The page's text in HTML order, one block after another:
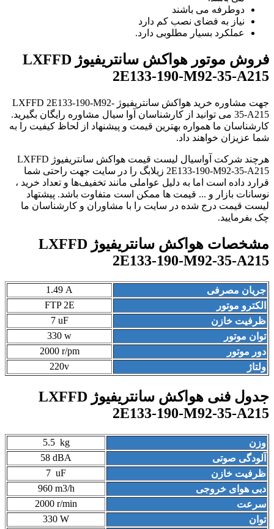
دوطرفه می باشند
نیاز به فضای نصب کم دارد
عملکرد بسیار مطلوبی دارد.
فروش موتور هواکش سانتریفیوژ LXFFD
2E133-190-M92-35-A215
جهت مشاوره خرید هواکش سانتریفیوژ LXFFD 2E133-190-M92-
35-A215 می توانید از کارشناسان آوا سیال مشاوره رایگان بگیرید.
کارشناسان ما همواره بهترین قیمت و پیشنهاد از لحاظ کیفیت را به
شما عزیزان خواهند داد.
هرچند شرکت آواسیال لیست قیمت هواکش سانتریفیوژ LXFFD
2E133-190-M92-35-A215 زیلابگ را در سایت جهت راحتی شما
قرارد داده است اما به دلیل عواملی مانند تخفیف‌ها و تعداد خرید ،
نوسانات بازار و ... قیمت ها ممکن است متفاوت باشد. پیشتهاد
لیست قیمت درج شده در سایت را با مشاوران و کارشناسان ما
چک بفرمایید.
مشخصات هواکش سانتریفیوژ LXFFD
2E133-190-M92-35-A215
1 .49 A
جریان مصرفی
FTP 2E
الکترو موتور
7 uF
ظرفیت خازن
330 w
توان موتور
2000 r/pm
دور موتور
220v
ولتاژ
جدول فنی هواکش سانتریفیوژ LXFFD
2E133-190-M92-35-A215
5.5 kg
وزن
58 dBA
آلودگی صوتی
7 uF
ظرفیت خازن
960 m3/h
دبی هوای خروجی
2000 r/min
سرعت
330 W
توان